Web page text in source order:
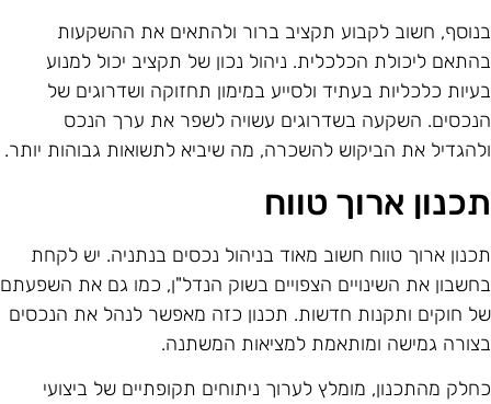
חשוב לקבוע תקציב ברור ולהתאים את ההשקעות
ליכולת הכלכלית. ניהול נכון של תקציב יכול למנוע
כלכליות בעתיד ולסייע במימון תחזוקה ושדרוגים של
השקעה בשדרוגים עשויה לשפר את ערך הנכס
את הביקוש להשכרה, מה שיביא לתשואות גבוהות יותר.
ארוך טווח
ארוך טווח חשוב מאוד בניהול נכסים בנתניה. יש לקחת
את השינויים הצפויים בשוק הנדל"ן, כמו גם את השפעתם
חוקים ותקנות חדשות. תכנון כזה מאפשר לנהל את הנכסים
גמישה ומותאמת למציאות המשתנה.
מהתכנון, מומלץ לערוך ניתוחים תקופתיים של ביצועי